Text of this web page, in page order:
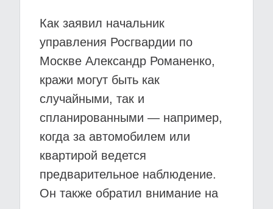
Как заявил начальник
управления Росгвардии по
Москве Александр Романенко,
кражи могут быть как
случайными, так и
спланированными — например,
когда за автомобилем или
квартирой ведется
предварительное наблюдение.
Он также обратил внимание на